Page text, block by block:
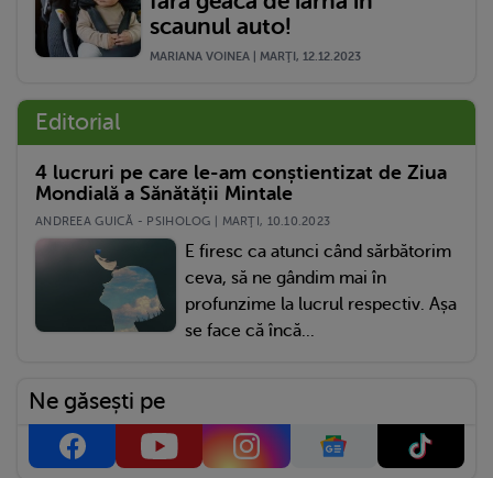
scaunul auto!
MARIANA VOINEA | MARŢI, 12.12.2023
Editorial
4 lucruri pe care le-am conștientizat de Ziua
Mondială a Sănătății Mintale
ANDREEA GUICĂ - PSIHOLOG | MARŢI, 10.10.2023
E firesc ca atunci când sărbătorim
ceva, să ne gândim mai în
profunzime la lucrul respectiv. Așa
se face că încă...
Ne găsești pe